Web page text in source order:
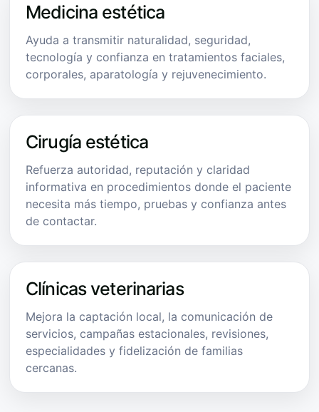
Medicina estética
Ayuda a transmitir naturalidad, seguridad,
tecnología y confianza en tratamientos faciales,
corporales, aparatología y rejuvenecimiento.
Cirugía estética
Refuerza autoridad, reputación y claridad
informativa en procedimientos donde el paciente
necesita más tiempo, pruebas y confianza antes
de contactar.
Clínicas veterinarias
Mejora la captación local, la comunicación de
servicios, campañas estacionales, revisiones,
especialidades y fidelización de familias
cercanas.